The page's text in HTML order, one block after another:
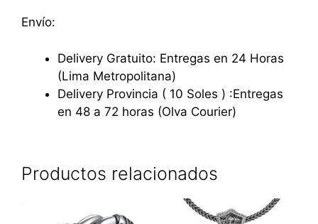
Envío:
Delivery Gratuito: Entregas en 24 Horas
(Lima Metropolitana)
Delivery Provincia ( 10 Soles ) :Entregas
en 48 a 72 horas (Olva Courier)
Productos relacionados